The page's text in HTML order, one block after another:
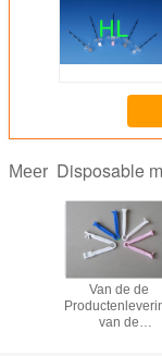
Meer Disposable
Van de de
van de